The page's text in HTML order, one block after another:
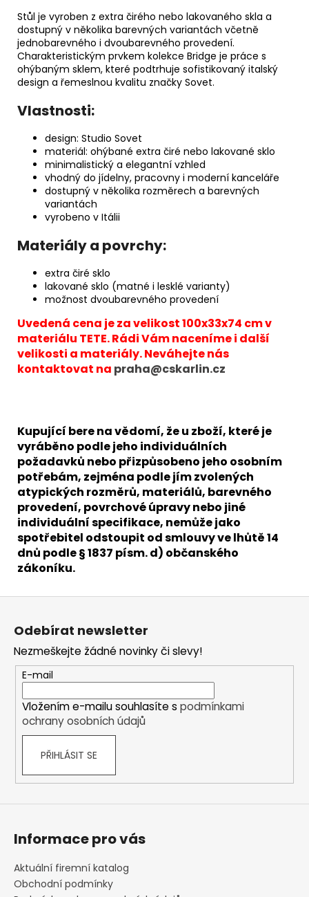
Stůl je vyroben z extra čirého nebo lakovaného skla a
dostupný v několika barevných variantách včetně
jednobarevného i dvoubarevného provedení.
Charakteristickým prvkem kolekce Bridge je práce s
ohýbaným sklem, které podtrhuje sofistikovaný italský
design a řemeslnou kvalitu značky Sovet.
Vlastnosti:
design: Studio Sovet
materiál: ohýbané extra čiré nebo lakované sklo
minimalistický a elegantní vzhled
vhodný do jídelny, pracovny i moderní kanceláře
dostupný v několika rozměrech a barevných
variantách
vyrobeno v Itálii
Materiály a povrchy:
extra čiré sklo
lakované sklo (matné i lesklé varianty)
možnost dvoubarevného provedení
Uvedená cena je za velikost 100x33x74 cm v
materiálu TETE. Rádi Vám naceníme i další
velikosti a materiály. Neváhejte nás
kontaktovat na praha@cskarlin.cz
Kupující bere na vědomí, že u zboží, které je
vyráběno podle jeho individuálních
požadavků nebo přizpůsobeno jeho osobním
potřebám, zejména podle jím zvolených
atypických rozměrů, materiálů, barevného
provedení, povrchové úpravy nebo jiné
individuální specifikace, nemůže jako
spotřebitel odstoupit od smlouvy ve lhůtě 14
dnů podle § 1837 písm. d) občanského
zákoníku.
Z
Odebírat newsletter
Nezmeškejte žádné novinky či slevy!
E-mail
Vložením e-mailu souhlasíte s podmínkami
ochrany osobních údajů
PŘIHLÁSIT SE
Informace pro vás
Aktuální firemní katalog
Obchodní podmínky